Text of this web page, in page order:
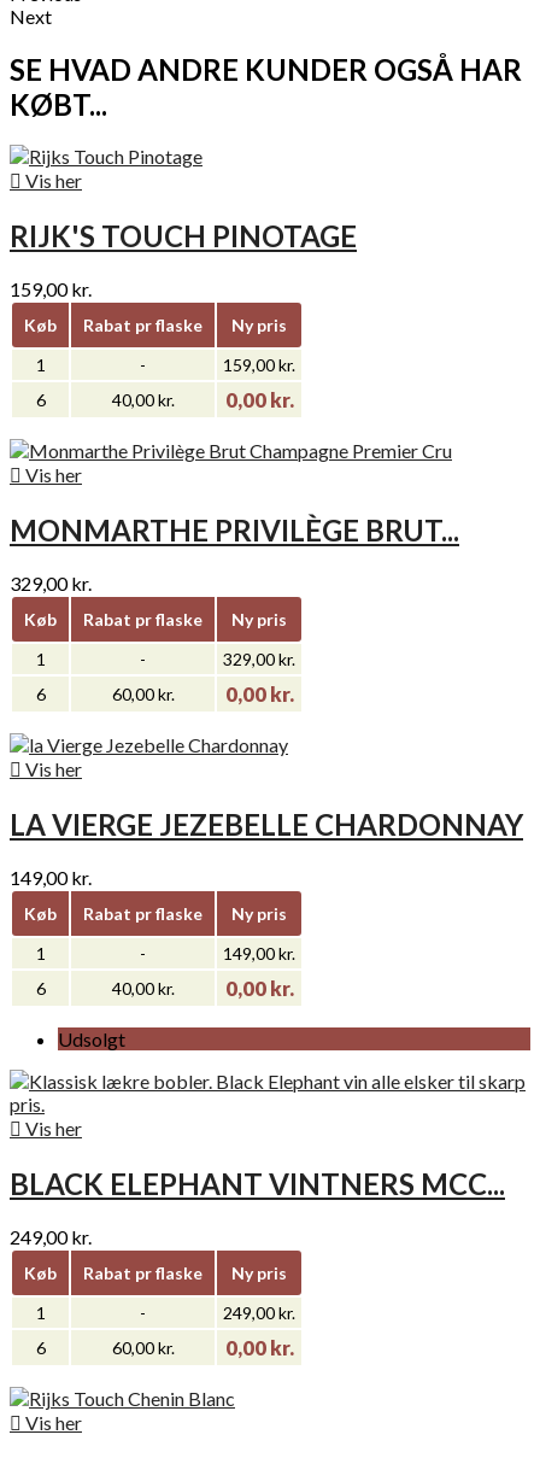
Next
SE HVAD ANDRE KUNDER OGSÅ HAR
KØBT...
 Vis her
RIJK'S TOUCH PINOTAGE
159,00 kr.
Køb Rabat pr flaske
Ny pris
1
-
159,00 kr.
6
40,00 kr. 0,00 kr.
 Vis her
MONMARTHE PRIVILÈGE BRUT...
329,00 kr.
Køb Rabat pr flaske
Ny pris
1
-
329,00 kr.
6
60,00 kr. 0,00 kr.
 Vis her
LA VIERGE JEZEBELLE CHARDONNAY
149,00 kr.
Køb Rabat pr flaske
Ny pris
1
-
149,00 kr.
6
40,00 kr. 0,00 kr.
Udsolgt
 Vis her
BLACK ELEPHANT VINTNERS MCC...
249,00 kr.
Køb Rabat pr flaske
Ny pris
1
-
249,00 kr.
6
60,00 kr. 0,00 kr.
 Vis her